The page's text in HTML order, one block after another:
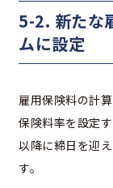
5-2. 新たな
ムに設定
雇用保険料の計
保険料率を設定
以降に締日を迎
す。